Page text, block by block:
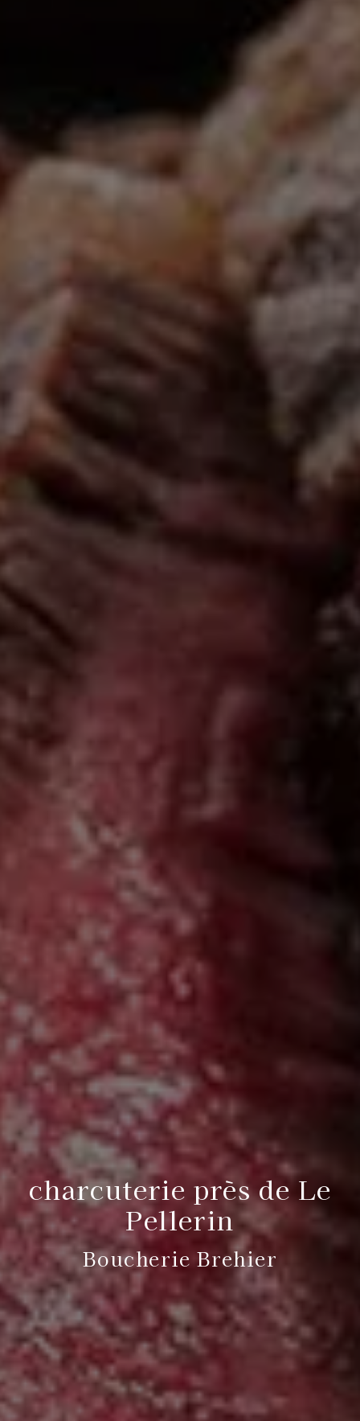
charcuterie près de Le
Pellerin
Boucherie Brehier